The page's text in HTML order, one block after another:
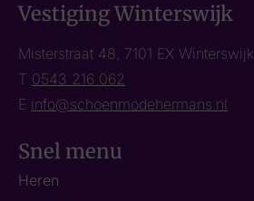
Vestiging Winterswijk
Misterstraat 48, 7101 EX Winterswijk
T 0543 216 062
E info@schoenmodehermans.nl
Snel menu
Heren